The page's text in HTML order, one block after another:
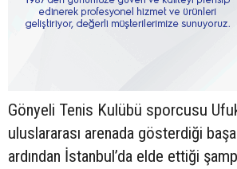
Gönyeli Tenis Kulübü sporcusu
uluslararası arenada gösterdiği
ardından İstanbul’da elde ettiği